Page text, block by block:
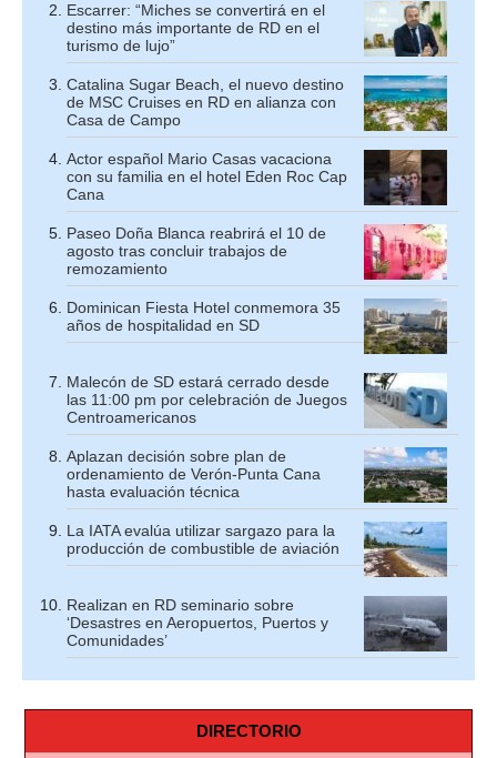
Escarrer: “Miches se convertirá en el
destino más importante de RD en el
turismo de lujo”
Catalina Sugar Beach, el nuevo destino
de MSC Cruises en RD en alianza con
Casa de Campo
Actor español Mario Casas vacaciona
con su familia en el hotel Eden Roc Cap
Cana
Paseo Doña Blanca reabrirá el 10 de
agosto tras concluir trabajos de
remozamiento
Dominican Fiesta Hotel conmemora 35
años de hospitalidad en SD
Malecón de SD estará cerrado desde
las 11:00 pm por celebración de Juegos
Centroamericanos
Aplazan decisión sobre plan de
ordenamiento de Verón-Punta Cana
hasta evaluación técnica
La IATA evalúa utilizar sargazo para la
producción de combustible de aviación
Realizan en RD seminario sobre
‘Desastres en Aeropuertos, Puertos y
Comunidades’
DIRECTORIO